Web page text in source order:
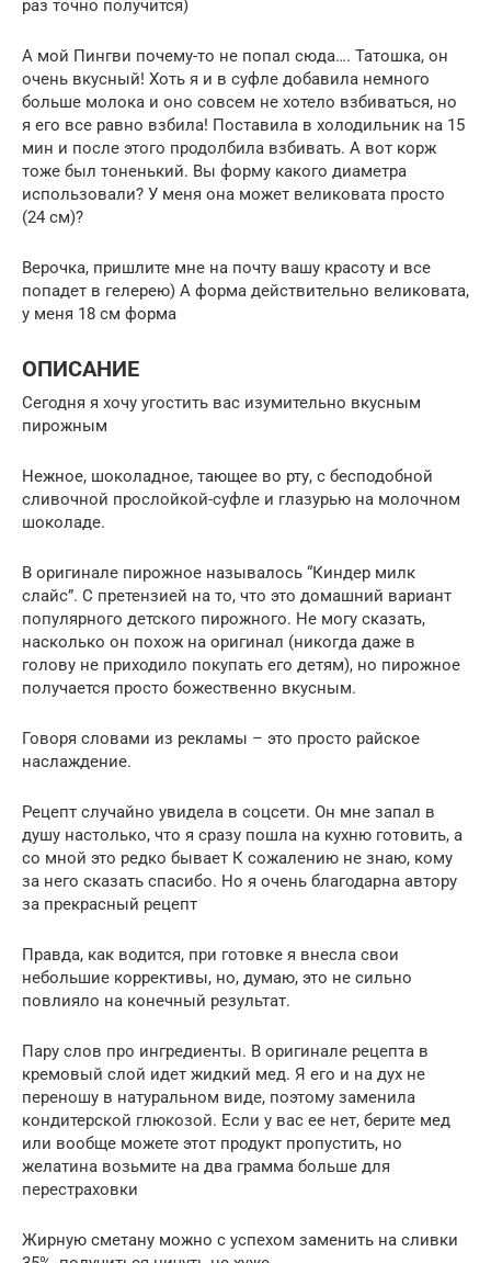
раз точно получится)
А мой Пингви почему-то не попал сюда…. Татошка, он
очень вкусный! Хоть я и в суфле добавила немного
больше молока и оно совсем не хотело взбиваться, но
я его все равно взбила! Поставила в холодильник на 15
мин и после этого продолбила взбивать. А вот корж
тоже был тоненький. Вы форму какого диаметра
использовали? У меня она может великовата просто
(24 см)?
Верочка, пришлите мне на почту вашу красоту и все
попадет в гелерею) А форма действительно великовата,
у меня 18 см форма
ОПИСАНИЕ
Сегодня я хочу угостить вас изумительно вкусным
пирожным
Нежное, шоколадное, тающее во рту, с бесподобной
сливочной прослойкой-суфле и глазурью на молочном
шоколаде.
В оригинале пирожное называлось “Киндер милк
слайс”. С претензией на то, что это домашний вариант
популярного детского пирожного. Не могу сказать,
насколько он похож на оригинал (никогда даже в
голову не приходило покупать его детям), но пирожное
получается просто божественно вкусным.
Говоря словами из рекламы – это просто райское
наслаждение.
Рецепт случайно увидела в соцсети. Он мне запал в
душу настолько, что я сразу пошла на кухню готовить, а
со мной это редко бывает К сожалению не знаю, кому
за него сказать спасибо. Но я очень благодарна автору
за прекрасный рецепт
Правда, как водится, при готовке я внесла свои
небольшие коррективы, но, думаю, это не сильно
повлияло на конечный результат.
Пару слов про ингредиенты. В оригинале рецепта в
кремовый слой идет жидкий мед. Я его и на дух не
переношу в натуральном виде, поэтому заменила
кондитерской глюкозой. Если у вас ее нет, берите мед
или вообще можете этот продукт пропустить, но
желатина возьмите на два грамма больше для
перестраховки
Жирную сметану можно с успехом заменить на сливки